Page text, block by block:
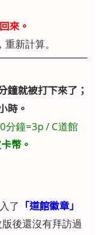
來。
新計算。
鐘就被打下來了；
時。
分鐘=3p / C道館
幣。
了 「道館徽章」
後還沒有拜訪過